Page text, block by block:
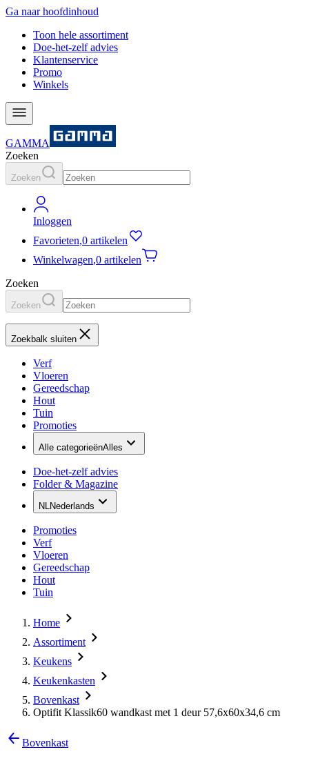
Ga naar hoofdinhoud
Toon hele assortiment
Doe-het-zelf advies
Klantenservice
Promo
Winkels
GAMMA
Zoeken
Zoeken
Inloggen
Favorieten,0 artikelen
Winkelwagen,0 artikelen
Zoeken
Zoeken
Zoekbalk sluiten
Verf
Vloeren
Gereedschap
Hout
Tuin
Promoties
Alle categorieënAlles
Doe-het-zelf advies
Folder & Magazine
NLNederlands
Promoties
Verf
Vloeren
Gereedschap
Hout
Tuin
Home
Assortiment
Keukens
Keukenkasten
Bovenkast
Optifit Klassik60 wandkast met 1 deur 57,6x60x34,6 cm
Bovenkast